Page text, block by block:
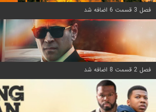
فصل 3 قسمت 6 اضافه شد
فصل 2 قسمت 8 اضافه شد